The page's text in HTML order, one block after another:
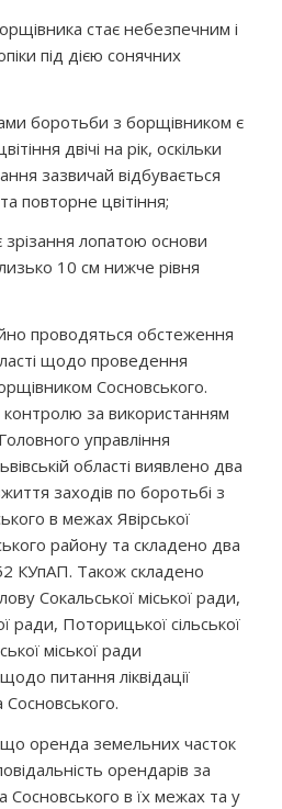
стає небезпечним і
під дією сонячних
боротьби з борщівником є
двічі на рік, оскільки
зазвичай відбувається
повторне цвітіння;
лопатою основи
10 см нижче рівня
проводяться обстеження
щодо проведення
Сосновського.
за використанням
Головного управління
області виявлено два
заходів по боротьбі з
в межах Явірської
району та складено два
КУпАП. Також складено
Сокальської міської ради,
ради, Поторицької сільської
міської ради
питання ліквідації
оренда земельних часток
орендарів за
в їх межах та у